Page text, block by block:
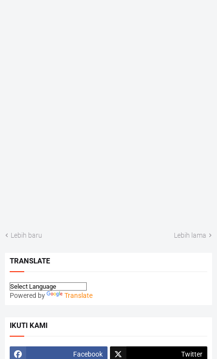
Lebih baru Lebih lama
TRANSLATE
Powered by Translate
IKUTI KAMI
Facebook Twitter